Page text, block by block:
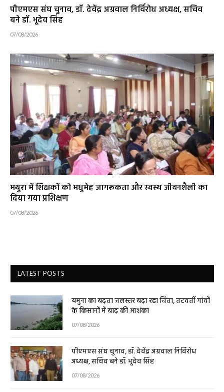
पीएमएस संघ चुनाव, डॉ. देवेंद्र अग्रवाल निर्विरोध अध्यक्ष, सचिव
बने डॉ. भूदेव सिंह
07/08/2026
मथुरा में शिक्षकों को मधुमेह जागरूकता और स्वस्थ जीवनशैली का
दिया गया प्रशिक्षण
07/08/2026
LATEST POSTS
यमुना का बढ़ता जलस्तर बढ़ा रहा चिंता, तटवर्ती गांवों
के किसानों में बाढ़ की आशंका
07/08/2026
पीएमएस संघ चुनाव, डॉ. देवेंद्र अग्रवाल निर्विरोध
अध्यक्ष, सचिव बने डॉ. भूदेव सिंह
07/08/2026